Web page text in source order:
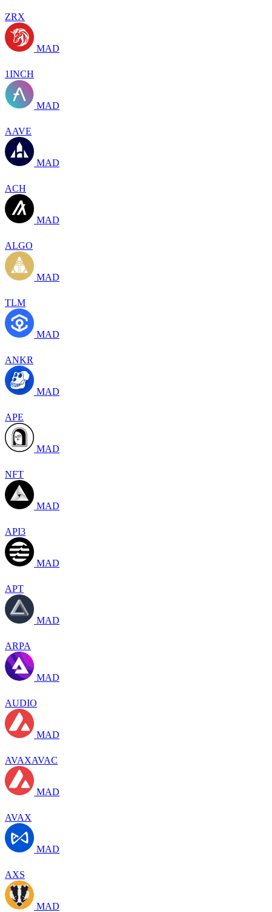
ZRX
MAD
1INCH
MAD
AAVE
MAD
ACH
MAD
ALGO
MAD
TLM
MAD
ANKR
MAD
APE
MAD
NFT
MAD
API3
MAD
APT
MAD
ARPA
MAD
AUDIO
MAD
AVAXAVAC
MAD
AVAX
MAD
AXS
MAD